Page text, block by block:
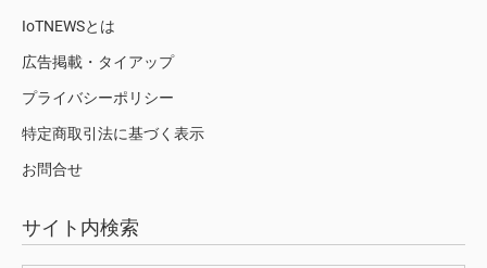
IoTNEWSとは
広告掲載・タイアップ
プライバシーポリシー
特定商取引法に基づく表示
お問合せ
サイト内検索